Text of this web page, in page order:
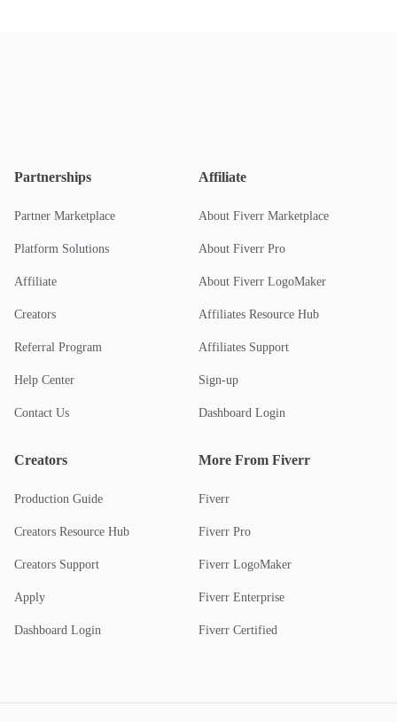
Partnerships
Partner Marketplace
Platform Solutions
Affiliate
Creators
Referral Program
Help Center
Contact Us
Affiliate
About Fiverr Marketplace
About Fiverr Pro
About Fiverr LogoMaker
Affiliates Resource Hub
Affiliates Support
Sign-up
Dashboard Login
Creators
Production Guide
Creators Resource Hub
Creators Support
Apply
Dashboard Login
More From Fiverr
Fiverr
Fiverr Pro
Fiverr LogoMaker
Fiverr Enterprise
Fiverr Certified